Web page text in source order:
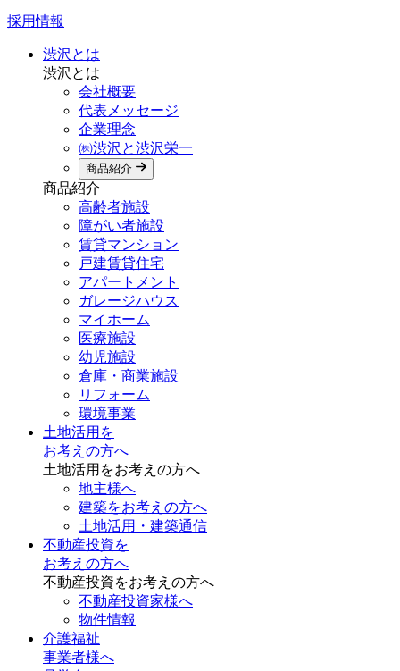
採用情報
渋沢とは
渋沢とは
会社概要
代表メッセージ
企業理念
㈱渋沢と渋沢栄一
商品紹介
商品紹介
高齢者施設
障がい者施設
賃貸マンション
戸建賃貸住宅
アパートメント
ガレージハウス
マイホーム
医療施設
幼児施設
倉庫・商業施設
リフォーム
環境事業
土地活用を
お考えの方へ
土地活用をお考えの方へ
地主様へ
建築をお考えの方へ
土地活用・建築通信
不動産投資を
お考えの方へ
不動産投資をお考えの方へ
不動産投資家様へ
物件情報
介護福祉
事業者様へ